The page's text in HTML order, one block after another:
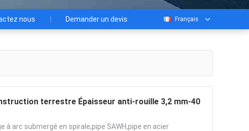
nous Demander un devis Français
terrestre Épaisseur anti-rouille 3,2 mm-40
à arc submergé en spirale,pipe SAWH,pipe en acier